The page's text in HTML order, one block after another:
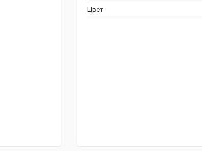
Цвет